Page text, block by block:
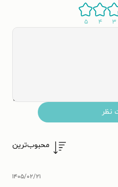
۳ ۴ ۵
نظر
محبوب‌ترین
۱۴۰۵/۰۲/۲۱